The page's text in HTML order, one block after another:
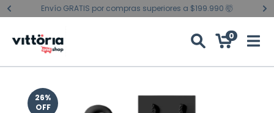
Envío GRATIS por compras superiores a $199.990 🤯
0
26%
OFF